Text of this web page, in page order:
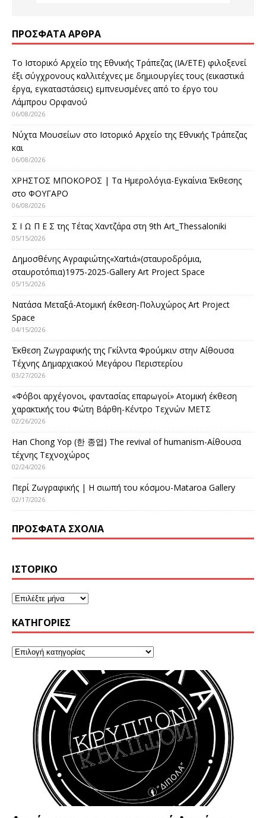
ΠΡΌΣΦΑΤΑ ΆΡΘΡΑ
Το Ιστορικό Αρχείο της Εθνικής Τράπεζας (ΙΑ/ΕΤΕ) φιλοξενεί
έξι σύγχρονους καλλιτέχνες με δημιουργίες τους (εικαστικά
έργα, εγκαταστάσεις) εμπνευσμένες από το έργο του
Λάμπρου Ορφανού
06/08/2026
Νύχτα Μουσείων στο Ιστορικό Αρχείο της Εθνικής Τράπεζας
και
06/08/2026
ΧΡΗΣΤΟΣ ΜΠΟΚΟΡΟΣ | Τα Ημερολόγια-Εγκαίνια Έκθεσης
στο ΦΟΥΓΑΡΟ
06/08/2026
Σ Ι Ω Π Ε Σ της Τέτας Χαντζάρα στη 9th Art_Thessaloniki
05/15/2026
Δημοσθένης Αγραφιώτης«Xαrtιά»(σταυροδρόμια,
σταυροτόπια)1975-2025-Gallery Art Project Space
05/15/2026
Νατάσα Μεταξά-Ατομική έκθεση-Πολυχώρος Art Project
Space
04/15/2026
Έκθεση Ζωγραφικής της Γκίλντα Φρούμκιν στην Αίθουσα
Τέχνης Δημαρχιακού Μεγάρου Περιστερίου
03/27/2026
«Φόβοι αρχέγονοι, φαντασίας επαρωγοί» Ατομική έκθεση
χαρακτικής του Φώτη Βάρθη-Κέντρο Τεχνών ΜΕΤΣ
02/26/2026
Han Chong Yop (한 종엽) The revival of humanism-Αίθουσα
τέχνης Τεχνοχώρος
02/24/2026
Περί Ζωγραφικής | Η σιωπή του κόσμου-Mataroa Gallery
02/17/2026
ΠΡΌΣΦΑΤΑ ΣΧΌΛΙΑ
ΙΣΤΟΡΙΚΌ
KΑΤΗΓΟΡΊΕΣ